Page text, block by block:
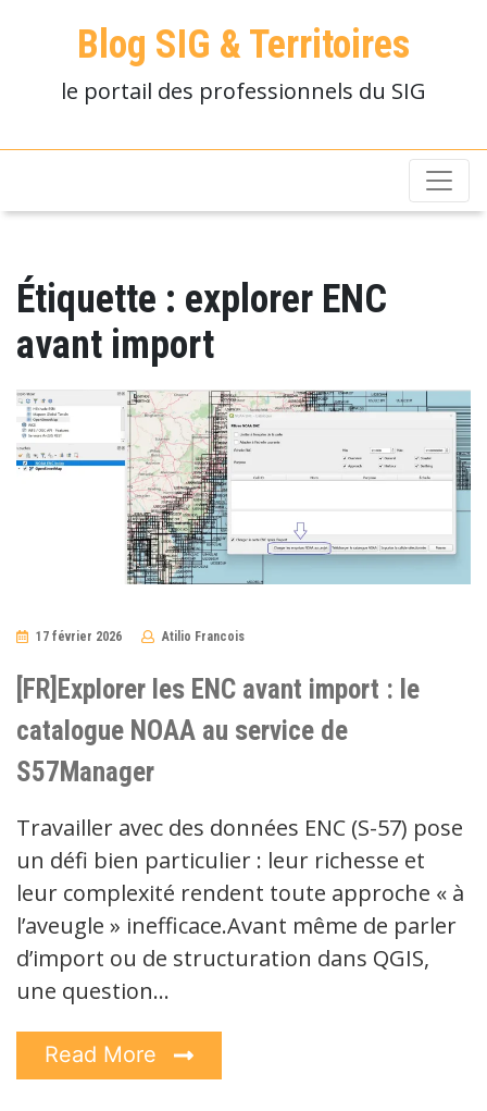
Blog SIG & Territoires
le portail des professionnels du SIG
Étiquette : explorer ENC
avant import
17 février 2026 Atilio Francois
[FR]Explorer les ENC avant import : le
catalogue NOAA au service de
S57Manager
Travailler avec des données ENC (S-57) pose
un défi bien particulier : leur richesse et
leur complexité rendent toute approche « à
l’aveugle » inefficace.Avant même de parler
d’import ou de structuration dans QGIS,
une question…
Read More